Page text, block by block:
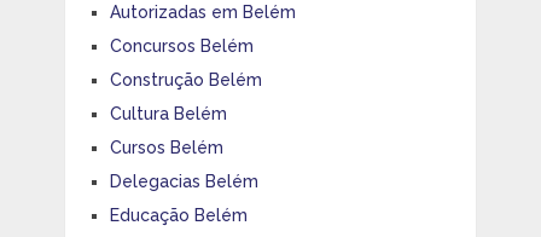
Autorizadas em Belém
Concursos Belém
Construção Belém
Cultura Belém
Cursos Belém
Delegacias Belém
Educação Belém